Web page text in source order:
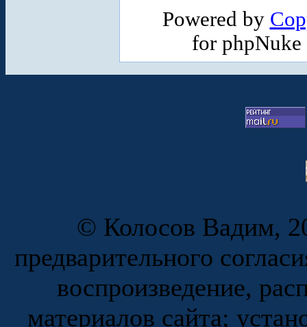
Powered by
for
© Колосов Вадим,
предварительного
воспроизведение,
материалов сайта;